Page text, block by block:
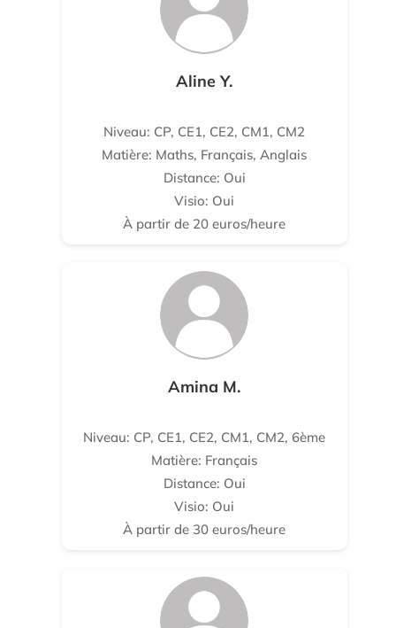
Aline Y.
Niveau: CP, CE1, CE2, CM1, CM2
Matière: Maths, Français, Anglais
Distance: Oui
Visio: Oui
À partir de 20 euros/heure
Amina M.
Niveau: CP, CE1, CE2, CM1, CM2, 6ème
Matière: Français
Distance: Oui
Visio: Oui
À partir de 30 euros/heure